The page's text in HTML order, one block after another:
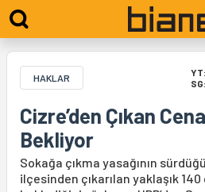
HAKLAR YT:
SG:
Cizre’den Çıkan
Bekliyor
Sokağa çıkma yasağının sürdüğü
ilçesinden çıkarılan yaklaşık